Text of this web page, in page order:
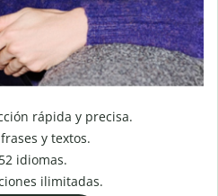
rápida y precisa.
y textos.
52 idiomas.
ilimitadas.